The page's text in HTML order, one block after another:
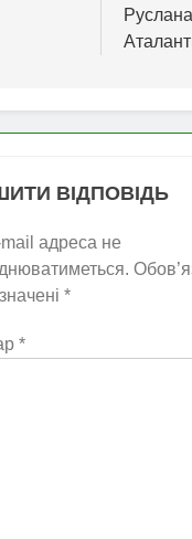
ВІДПОВІДЬ
адреса не
*
*